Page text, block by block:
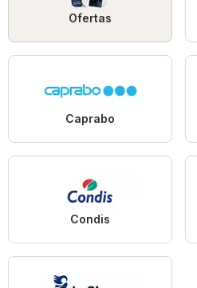
Ofertas
Caprabo
Condis